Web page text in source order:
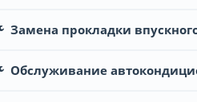
Замена прокладки
Обслуживание